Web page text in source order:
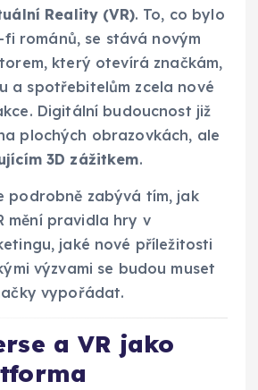
Reality (VR). To, co bylo
fi románů, se stává novým
který otevírá značkám,
a spotřebitelům zcela nové
Digitální budoucnost již
plochých obrazovkách, ale
3D zážitkem.
podrobně zabývá tím, jak
mění pravidla hry v
jaké nové příležitosti
výzvami se budou muset
vypořádat.
a VR jako